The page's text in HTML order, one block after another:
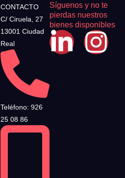
CONTACTO
C/ Ciruela, 27
13001 Ciudad
Real
Teléfono: 926
25 08 86
Síguenos y no te
pierdas nuestros
bienes disponibles